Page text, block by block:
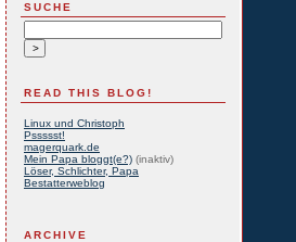
SUCHE
READ THIS BLOG!
Linux und Christoph
Pssssst!
magerquark.de
Mein Papa bloggt(e?) (inaktiv)
Löser, Schlichter, Papa
Bestatterweblog
ARCHIVE